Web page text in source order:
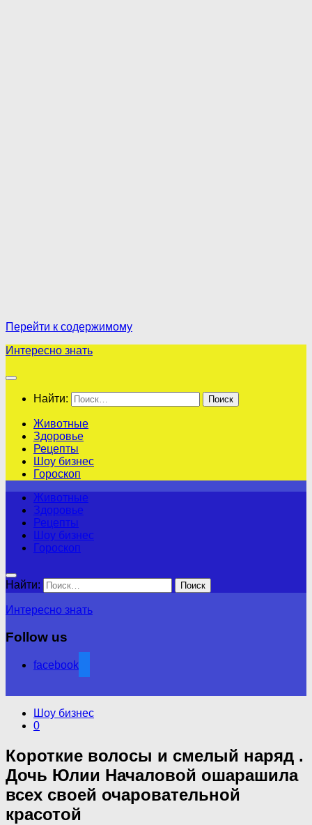
Перейти к содержимому
Интересно знать
Найти:
Животные
Здоровье
Рецепты
Шоу бизнес
Гороскоп
Животные
Здоровье
Рецепты
Шоу бизнес
Гороскоп
Найти:
Интересно знать
Follow us
facebook
Шоу бизнес
0
Короткие волосы и смелый наряд .
Дочь Юлии Началовой ошарашила
всех своей очаровательной
красотой